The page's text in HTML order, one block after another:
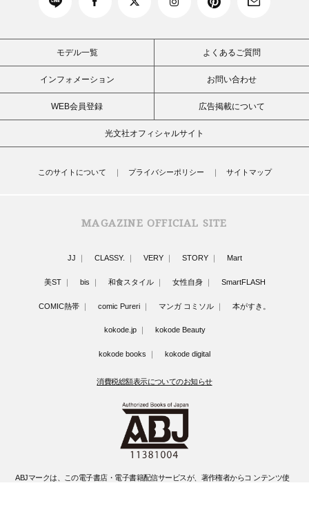
モデル一覧 よくあるご質問
インフォメーション お問い合わせ
WEB会員登録 広告掲載について
光文社オフィシャルサイト
このサイトについて プライバシーポリシー サイトマップ
MAGAZINE OFFICIAL SITE
JJ CLASSY. VERY STORY Mart
美ST bis 和食スタイル 女性自身 SmartFLASH
COMIC熱帯 comic Pureri マンガ コミソル 本がすき。
kokode.jp kokode Beauty
kokode books kokode digital
消費税総額表示についてのお知らせ
ABJマークは、この電子書店・電子書籍配信サービスが、著作権者からコ ンテンツ使